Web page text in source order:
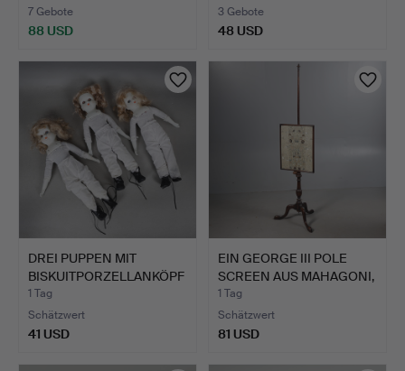
7 Gebote
88 USD
3 Gebote
48 USD
DREI PUPPEN MIT
BISKUITPORZELLANKÖPF
EN (3).
1 Tag
Schätzwert
41 USD
EIN GEORGE III POLE
SCREEN AUS MAHAGONI,
B…
1 Tag
Schätzwert
81 USD